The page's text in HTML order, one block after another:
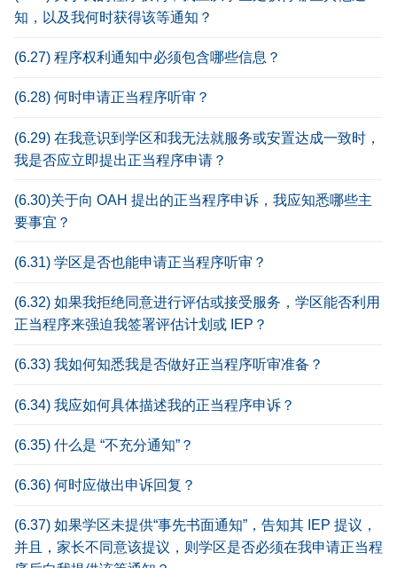
知，以及我何时获得该等通知？
(6.27) 程序权利通知中必须包含哪些信息？
(6.28) 何时申请正当程序听审？
(6.29) 在我意识到学区和我无法就服务或安置达成一致时，
我是否应立即提出正当程序申请？
(6.30)关于向 OAH 提出的正当程序申诉，我应知悉哪些主
要事宜？
(6.31) 学区是否也能申请正当程序听审？
(6.32) 如果我拒绝同意进行评估或接受服务，学区能否利用
正当程序来强迫我签署评估计划或 IEP？
(6.33) 我如何知悉我是否做好正当程序听审准备？
(6.34) 我应如何具体描述我的正当程序申诉？
(6.35) 什么是 “不充分通知”？
(6.36) 何时应做出申诉回复？
(6.37) 如果学区未提供“事先书面通知”，告知其 IEP 提议，
并且，家长不同意该提议，则学区是否必须在我申请正当程